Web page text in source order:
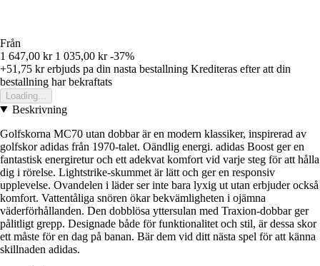
Från
1 647,00 kr 1 035,00 kr -37%
+51,75 krerbjuds pa din nasta bestallning Krediteras efter att din
bestallning har bekraftats
Loading...
Beskrivning
Golfskorna MC70 utan dobbar är en modern klassiker, inspirerad av
golfskor adidas från 1970-talet. Oändlig energi. adidas Boost ger en
fantastisk energiretur och ett adekvat komfort vid varje steg för att hålla
dig i rörelse. Lightstrike-skummet är lätt och ger en responsiv
upplevelse. Ovandelen i läder ser inte bara lyxig ut utan erbjuder också
komfort. Vattentåliga snören ökar bekvämligheten i ojämna
väderförhållanden. Den dobblösa yttersulan med Traxion-dobbar ger
pålitligt grepp. Designade både för funktionalitet och stil, är dessa skor
ett måste för en dag på banan. Bär dem vid ditt nästa spel för att känna
skillnaden adidas.